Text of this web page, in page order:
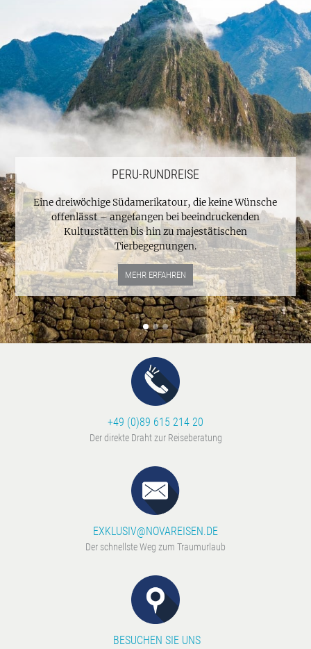
PERU-RUNDREISE
Eine dreiwöchige Südamerikatour, die keine Wünsche
offenlässt – angefangen bei beeindruckenden
Kulturstätten bis hin zu majestätischen
Tierbegegnungen.
MEHR ERFAHREN
+49 (0)89 615 214 20
Der direkte Draht zur Reiseberatung
EXKLUSIV@NOVAREISEN.DE
Der schnellste Weg zum Traumurlaub
BESUCHEN SIE UNS